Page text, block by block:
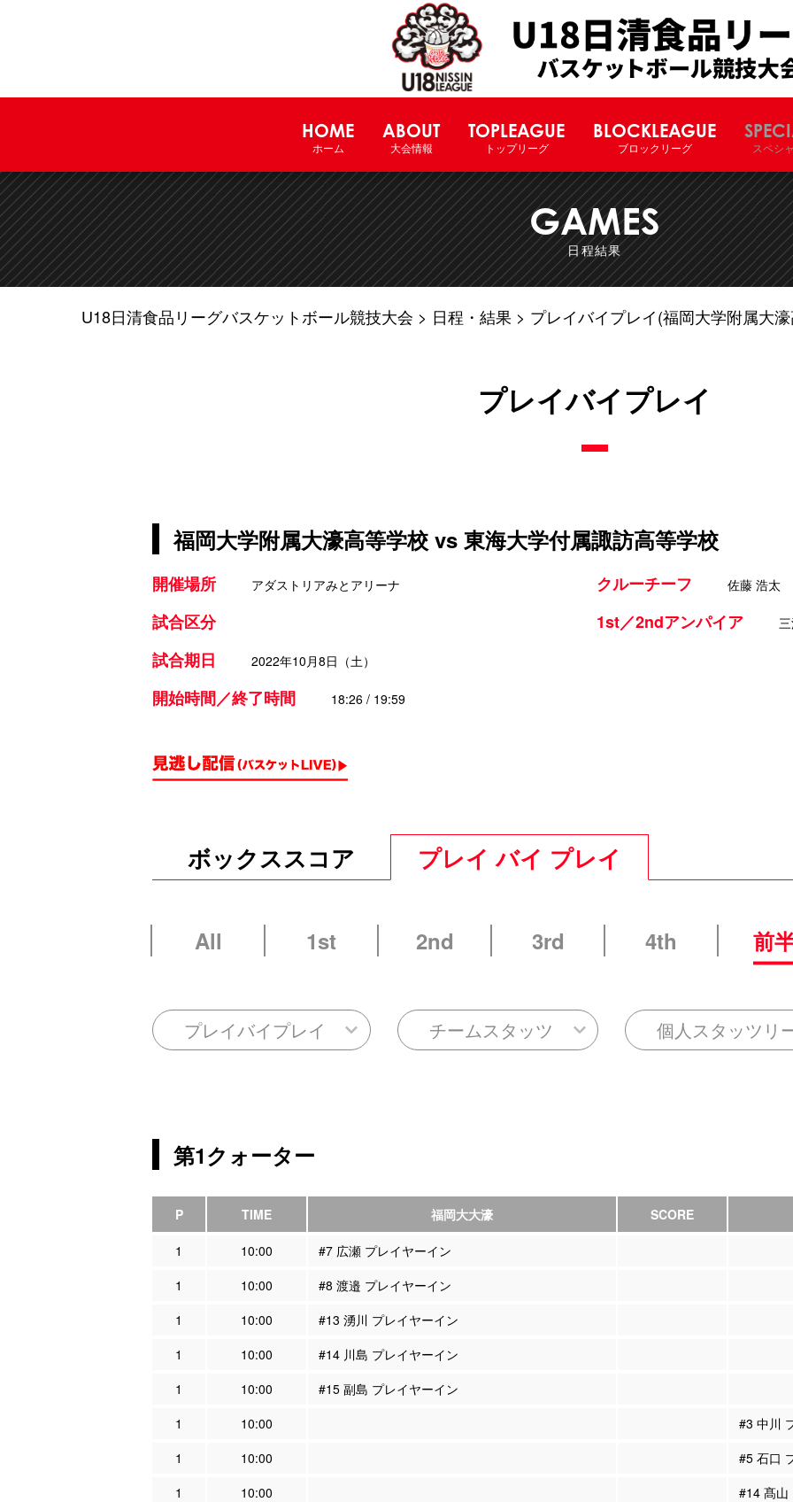
HOME
ホーム
ABOUT
大会情報
TOPLEAGUE
トップリーグ
BLOCKLEAGUE
ブロックリーグ スペシ
GAMES
日程結果
U18日清食品リーグバスケットボール競技大会 日程・結果 プレイバイプレイ(福岡大学附属大
プレイバイプレイ
福岡大学附属大濠高等学校 vs 東海大学付属諏訪高等学校
開催場所 アダストリアみとアリーナ
試合区分
試合期日
2022年10月8日（土）
開始時間／終了時間 18:26 / 19:59
クルーチーフ 佐藤 浩太
1st／2ndアンパイア
ボックススコア プレイ バイ プレイ
All 1st 2nd 3rd 4th 前
プレイバイプレイ チームスタッツ 個人スタッツリ
第1クォーター
P TIME 福岡大大濠 SCORE
1 10:00
#7 広瀬 プレイヤーイン
1
10:00
#8 渡邉 プレイヤーイン
1
10:00
#13 湧川 プレイヤーイン
1
10:00
#14 川島 プレイヤーイン
1
10:00
#15 副島 プレイヤーイン
1
10:00
#3 中川
1
10:00
#5 石口
1
10:00
#14 髙山